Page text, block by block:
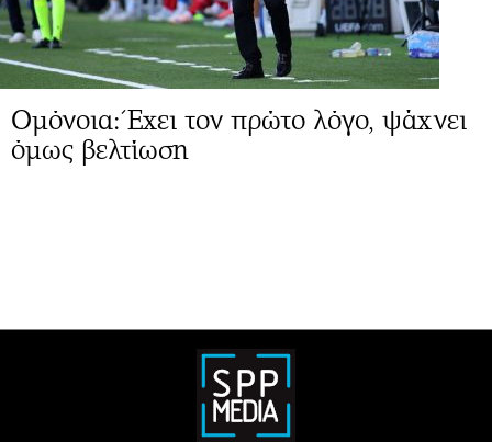
Ομόνοια: Έχει τον πρώτο λόγο, ψάχνει
όμως βελτίωση